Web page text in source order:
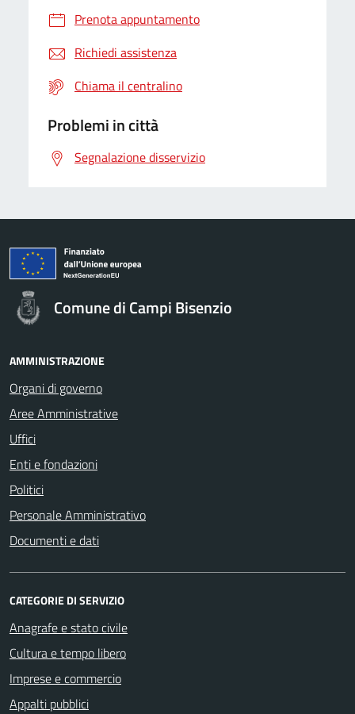
Prenota appuntamento
Richiedi assistenza
Chiama il centralino
Problemi in città
Segnalazione disservizio
Comune di Campi Bisenzio
AMMINISTRAZIONE
Organi di governo
Aree Amministrative
Uffici
Enti e fondazioni
Politici
Personale Amministrativo
Documenti e dati
CATEGORIE DI SERVIZIO
Anagrafe e stato civile
Cultura e tempo libero
Imprese e commercio
Appalti pubblici